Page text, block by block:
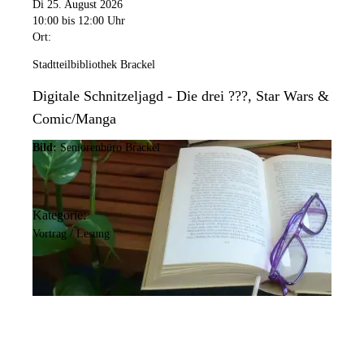
Di 25. August 2026
10:00 bis 12:00 Uhr
Ort:
Stadtteilbibliothek Brackel
Digitale Schnitzeljagd - Die drei ???, Star Wars &
Comic/Manga
Bild: Seniorenbüro Brackel
Kategorie:
Vortrag / Lesung